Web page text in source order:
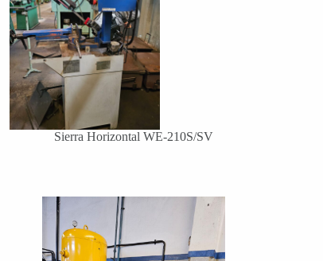
Sierra Horizontal WE-210S/SV